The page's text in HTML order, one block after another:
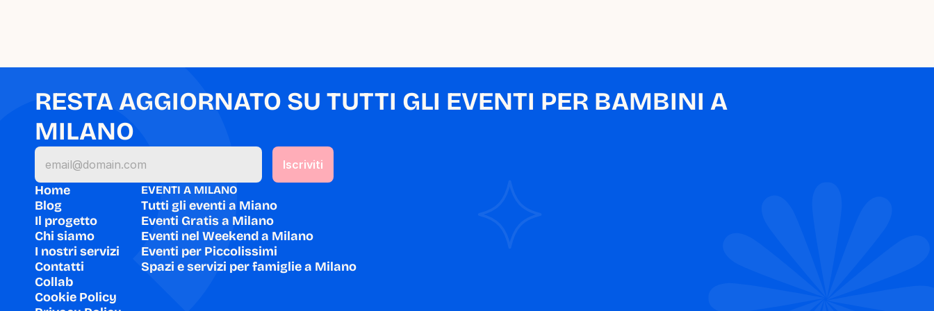
RESTA AGGIORNATO SU TUTTI GLI EVENTI PER BAMBINI A
MILANO
Home
Blog
Il progetto
Chi siamo
I nostri servizi
Contatti
Cookie Policy
Collab
EVENTI A MILANO
Tutti gli eventi a Miano
Eventi Gratis a Milano
Eventi nel Weekend a Milano
Eventi per Piccolissimi
Spazi e servizi per famiglie a Milano